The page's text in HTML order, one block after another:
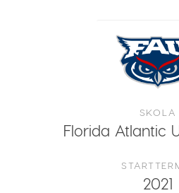
SKOLA
Florida Atlantic
2021